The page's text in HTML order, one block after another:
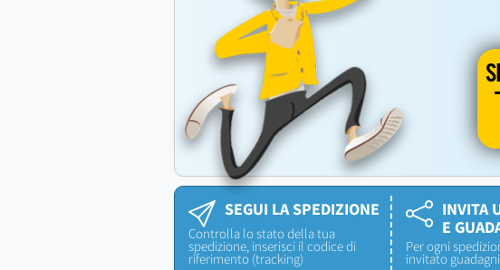
SEGUI LA SPEDIZIONE
Controlla lo stato della tua
spedizione, inserisci il codice di
riferimento (tracking)
INVITA
E
Per ogni
invitato